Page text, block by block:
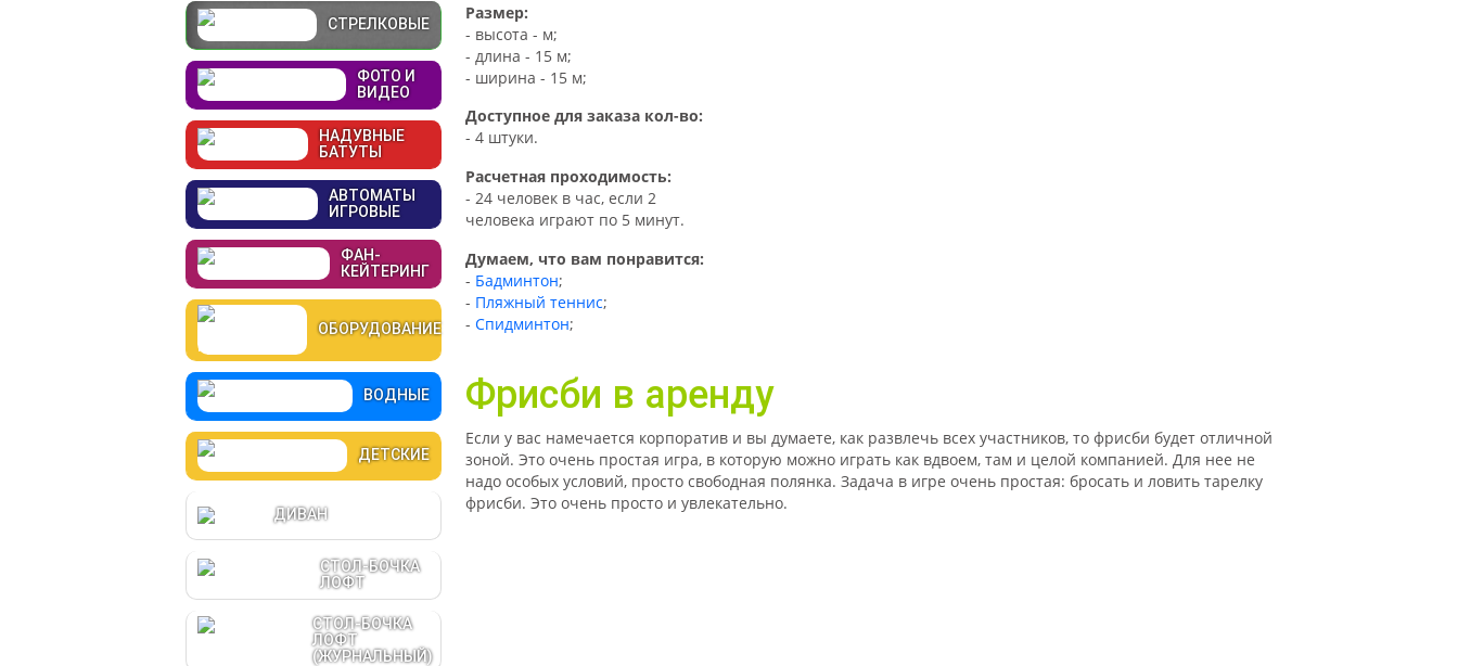
СТРЕЛКОВЫЕ
ФОТО И
ВИДЕО
НАДУВНЫЕ
БАТУТЫ
АВТОМАТЫ
ИГРОВЫЕ
ФАН-
КЕЙТЕРИНГ
ОБОРУДОВАНИЕ
ВОДНЫЕ
ДЕТСКИЕ
ДИВАН
СТОЛ-БОЧКА
ЛОФТ
СТОЛ-БОЧКА
ЛОФТ
(ЖУРНАЛЬНЫЙ)
Размер:
- высота - м;
- длина - 15 м;
- ширина - 15 м;
Доступное для заказа кол-во:
- 4 штуки.
Расчетная проходимость:
- 24 человек в час, если 2
человека играют по 5 минут.
Думаем, что вам понравится:
- Бадминтон;
- Пляжный теннис;
- Спидминтон;
Фрисби в аренду
Если у вас намечается корпоратив и вы думаете, как развлечь всех участников, то фрисби будет отличной
зоной. Это очень простая игра, в которую можно играть как вдвоем, там и целой компанией. Для нее не
надо особых условий, просто свободная полянка. Задача в игре очень простая: бросать и ловить тарелку
фрисби. Это очень просто и увлекательно.